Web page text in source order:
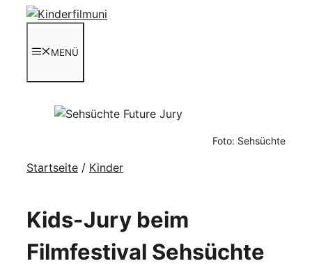
Zum
springenMENÜ
Foto: Sehsüchte
Startseite / Kinder
Kids-Jury beim
Filmfestival Sehsüchte